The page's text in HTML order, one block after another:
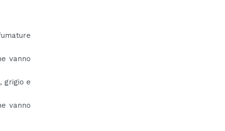
vanno
grigio e
vanno